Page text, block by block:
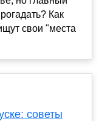
Как
свои "места
советы